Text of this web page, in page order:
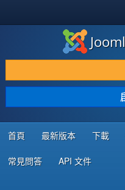
下載 & 擴充
發現 & 學習
社群 & 支援
程式者資源
首頁 最新版本 下載
常見問答 API 文件